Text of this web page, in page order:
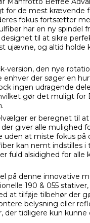
for de mest krævende
fokus fortsætter
har en ny
til at sikre
ujævne, og altid holde
version, den nye
enhver der søger en
ingen udragende
gør det muligt for
er beregnet til
giver alle mulighed
at miste fokus på
kan nemt indstilles
fuld alsidighed for alle
på denne innovative
190 & 055
at tilføje tilbehør der
belysning eller
der tidligere kun